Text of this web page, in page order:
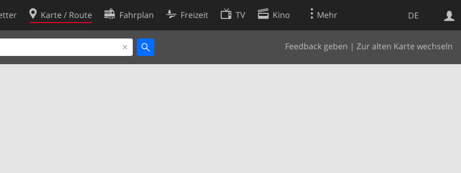
DE
Karte / Route Fahrplan Freizeit TV Kino Mehr
Feedback geben | Zur alten Karte wechseln
Websuche
Cookie-Richtlinie
Cookie-Einstellungen